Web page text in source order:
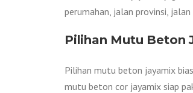
perumahan, jalan provinsi,
Pilihan Mutu Beton
Pilihan mutu beton jayamix
mutu beton cor jayamix siap